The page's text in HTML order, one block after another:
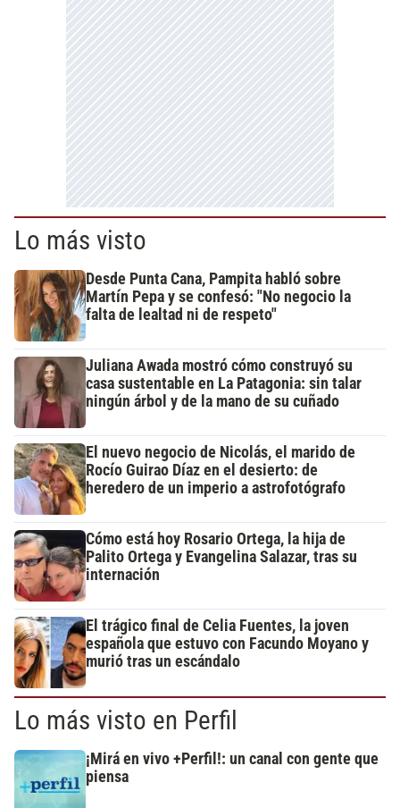
Lo más visto
Desde Punta Cana, Pampita habló sobre
Martín Pepa y se confesó: "No negocio la
falta de lealtad ni de respeto"
Juliana Awada mostró cómo construyó su
casa sustentable en La Patagonia: sin talar
ningún árbol y de la mano de su cuñado
El nuevo negocio de Nicolás, el marido de
Rocío Guirao Díaz en el desierto: de
heredero de un imperio a astrofotógrafo
Cómo está hoy Rosario Ortega, la hija de
Palito Ortega y Evangelina Salazar, tras su
internación
El trágico final de Celia Fuentes, la joven
española que estuvo con Facundo Moyano y
murió tras un escándalo
Lo más visto en Perfil
¡Mirá en vivo +Perfil!: un canal con gente que
piensa